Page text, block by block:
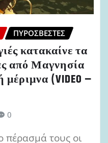
ΠΥΡΟΣΒΈΣΤΕΣ
κατακαίνε τα
από Μαγνησία
(VIDEO –
0
πέρασμά τους οι